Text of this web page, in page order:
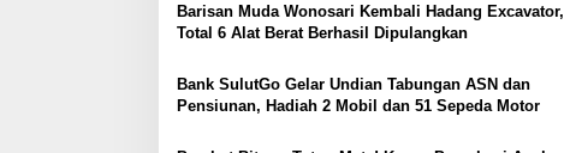
a
s
i
p
Barisan Muda Wonosari Kembali Hadang Excavator,
Total 6 Alat Berat Berhasil Dipulangkan
Bank SulutGo Gelar Undian Tabungan ASN dan
Pensiunan, Hadiah 2 Mobil dan 51 Sepeda Motor